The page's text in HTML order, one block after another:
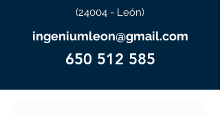
(24004 - León)
ingeniumleon@gmail.com
650 512 585